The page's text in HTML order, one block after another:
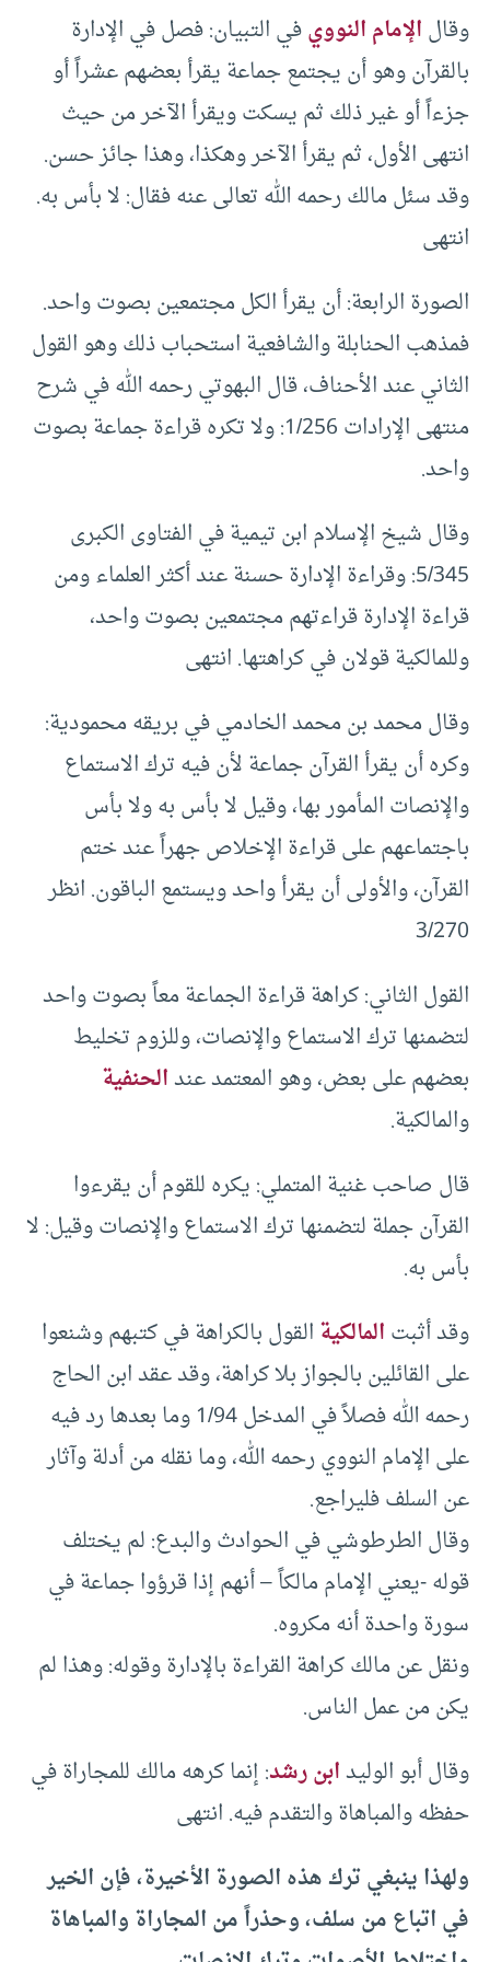
وقالالإمام النوويفي التبيان: فصل في الإدارة
بالقرآن وهو أن يجتمع جماعة يقرأ بعضهم عشراً أو
جزءاً أو غير ذلك ثم يسكت ويقرأ الآخر من حيث
انتهى الأول، ثم يقرأ الآخر وهكذا، وهذا جائز حسن.
وقد سئل مالك رحمه الله تعالى عنه فقال: لا بأس به.
انتهى
الصورة الرابعة: أن يقرأ الكل مجتمعين بصوت واحد.
فمذهب الحنابلة والشافعية استحباب ذلك وهو القول
الثاني عند الأحناف، قال البهوتي رحمه الله في شرح
منتهى الإرادات 1/256: ولا تكره قراءة جماعة بصوت
واحد.
وقال شيخ الإسلام ابن تيمية في الفتاوى الكبرى
5/345: وقراءة الإدارة حسنة عند أكثر العلماء ومن
قراءة الإدارة قراءتهم مجتمعين بصوت واحد،
وللمالكية قولان في كراهتها. انتهى
وقال محمد بن محمد الخادمي في بريقه محمودية:
وكره أن يقرأ القرآن جماعة لأن فيه ترك الاستماع
والإنصات المأمور بها، وقيل لا بأس به ولا بأس
باجتماعهم على قراءة الإخلاص جهراً عند ختم
القرآن، والأولى أن يقرأ واحد ويستمع الباقون. انظر
3/270
القول الثاني: كراهة قراءة الجماعة معاً بصوت واحد
لتضمنها ترك الاستماع والإنصات، وللزوم تخليط
بعضهم على بعض، وهو المعتمد عندالحنفية
والمالكية.
قال صاحب غنية المتملي: يكره للقوم أن يقرءوا
القرآن جملة لتضمنها ترك الاستماع والإنصات وقيل: لا
بأس به.
وقد أثبتالمالكيةالقول بالكراهة في كتبهم وشنعوا
على القائلين بالجواز بلا كراهة، وقد عقد ابن الحاج
رحمه الله فصلاً في المدخل 1/94 وما بعدها رد فيه
على الإمام النووي رحمه الله، وما نقله من أدلة وآثار
عن السلف فليراجع.
وقال الطرطوشي في الحوادث والبدع: لم يختلف
قوله -يعني الإمام مالكاً – أنهم إذا قرؤوا جماعة في
سورة واحدة أنه مكروه.
ونقل عن مالك كراهة القراءة بالإدارة وقوله: وهذا لم
يكن من عمل الناس.
وقال أبو الوليدابن رشد: إنما كرهه مالك للمجاراة في
حفظه والمباهاة والتقدم فيه. انتهى
ولهذا ينبغي ترك هذه الصورة الأخيرة، فإن الخير
في اتباع من سلف، وحذراً من المجاراة والمباهاة